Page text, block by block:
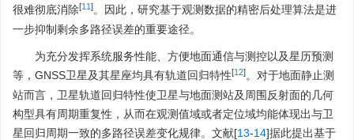
很难彻底消除[11]。因此，研究基于观测数据的精密后处理算法是进
一步抑制剩余多路径误差的重要途径。
为充分发挥系统服务性能、方便地面通信与测控以及星历预测
等，GNSS卫星及其星座均具有轨道回归特性[12]。对于地面静止测
站而言，卫星轨道回归特性使卫星与地面测站及周围反射面的几何
构型具有周期重复性，从而在观测值域或者定位域均能体现出与卫
星回归周期一致的多路径误差变化规律。文献[13-14]据此提出基于